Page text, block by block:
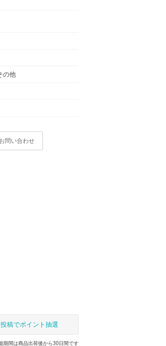
の他
問い合わせ
稿でポイント抽選
期間は商品出荷後から30日間です